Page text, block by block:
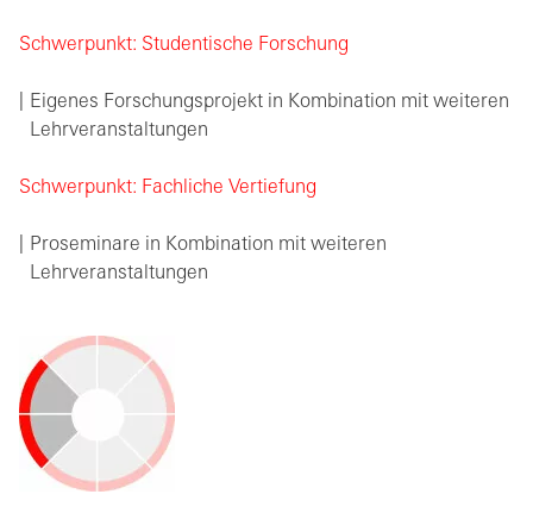
Schwerpunkt: Studentische Forschung
Eigenes Forschungsprojekt in Kombination mit weiteren
Lehrveranstaltungen
Schwerpunkt: Fachliche Vertiefung
Proseminare in Kombination mit weiteren
Lehrveranstaltungen